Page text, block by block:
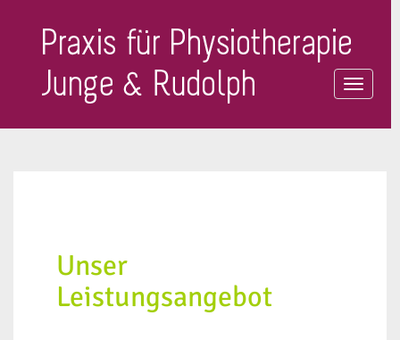
ein-/
Unser
Leistungsangebot